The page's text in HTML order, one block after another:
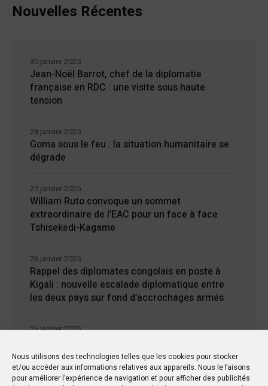
Nous utilisons des technologies telles que les cookies pour stocker
et/ou accéder aux informations relatives aux appareils. Nous le faisons
pour améliorer l’expérience de navigation et pour afficher des publicités
Nouvelles Récentes
Jean-Noël Barrot, chef de la diplomatie
française en RDC : une visite sous haute
tension
30 janvier 2025
Goma sous le feu : la situation humanitaire se
dégrade
28 janvier 2025
William Ruto convoque un sommet
extraordinaire de l’EAC pour un face à face
Tshisekedi-Kagame
27 janvier 2025
Rappel des diplomates congolais en poste à
Kigali : nouvelle escalade diplomatique entre
les deux pays sur fond d’accrochages armés
26 janvier 2025
l’engagement en RDC après le décès de 9
soldats
26 janvier 2025